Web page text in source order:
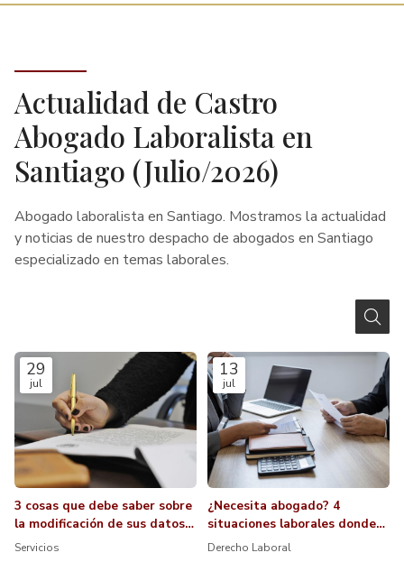
Actualidad de Castro
Abogado Laboralista en
Santiago (Julio/2026)
Abogado laboralista en Santiago. Mostramos la actualidad
y noticias de nuestro despacho de abogados en Santiago
especializado en temas laborales.
29
jul
3 cosas que debe saber sobre
la modificación de sus datos
personales en la SS
Servicios
13
jul
¿Necesita abogado? 4
situaciones laborales donde
es indispensable
Derecho Laboral